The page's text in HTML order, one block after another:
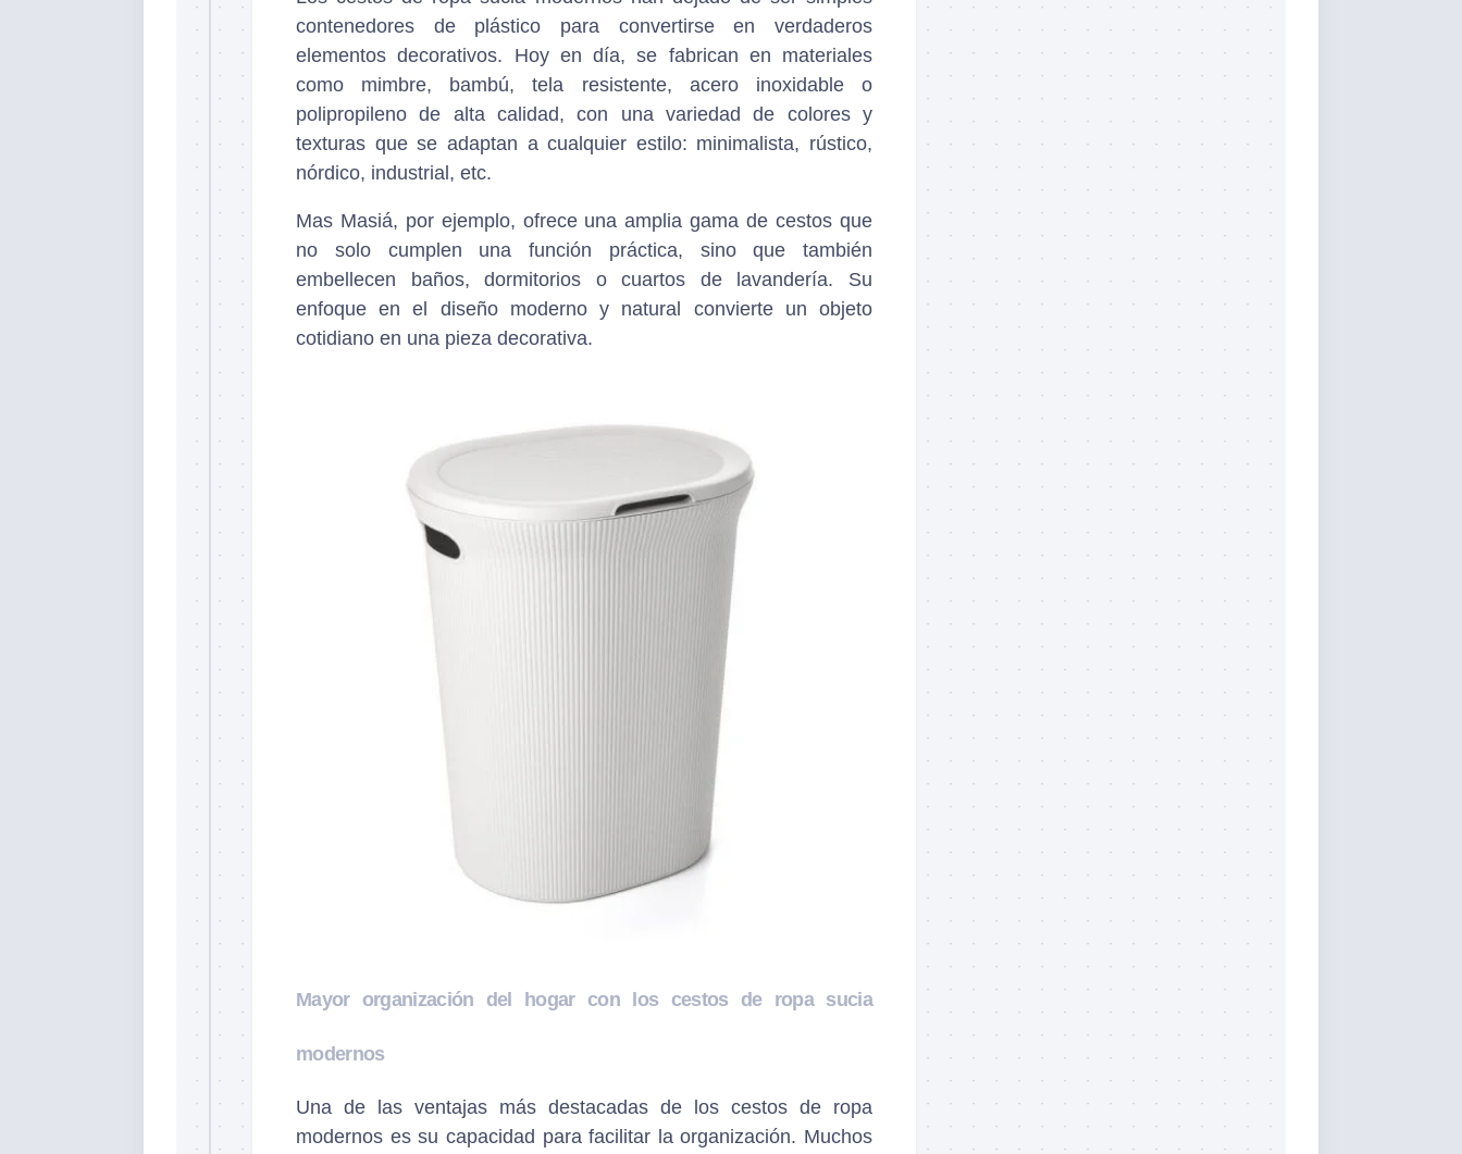
contenedores de plástico para convertirse en verdaderos
elementos decorativos. Hoy en día, se fabrican en materiales
como mimbre, bambú, tela resistente, acero inoxidable o
polipropileno de alta calidad, con una variedad de colores y
texturas que se adaptan a cualquier estilo: minimalista, rústico,
nórdico, industrial, etc.
Mas Masiá, por ejemplo, ofrece una amplia gama de cestos que
no solo cumplen una función práctica, sino que también
embellecen baños, dormitorios o cuartos de lavandería. Su
enfoque en el diseño moderno y natural convierte un objeto
cotidiano en una pieza decorativa.
Mayor organización del hogar con los cestos de ropa sucia
modernos
Una de las ventajas más destacadas de los cestos de ropa
modernos es su capacidad para facilitar la organización. Muchos